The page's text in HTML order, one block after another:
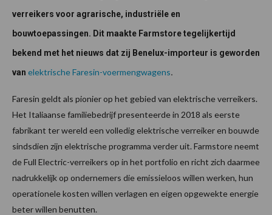
verreikers voor agrarische, industriële en
bouwtoepassingen. Dit maakte Farmstore tegelijkertijd
bekend met het nieuws dat zij Benelux-importeur is geworden
van elektrische Faresin-voermengwagens.
Faresin geldt als pionier op het gebied van elektrische verreikers.
Het Italiaanse familiebedrijf presenteerde in 2018 als eerste
fabrikant ter wereld een volledig elektrische verreiker en bouwde
sindsdien zijn elektrische programma verder uit. Farmstore neemt
de Full Electric-verreikers op in het portfolio en richt zich daarmee
nadrukkelijk op ondernemers die emissieloos willen werken, hun
operationele kosten willen verlagen en eigen opgewekte energie
beter willen benutten.